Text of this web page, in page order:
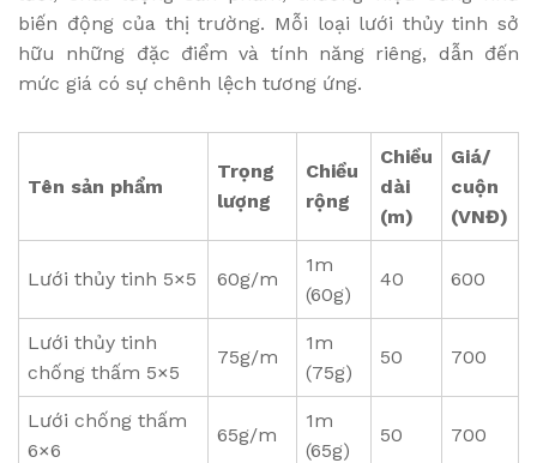
biến động của thị trường. Mỗi loại lưới thủy tinh sở
hữu những đặc điểm và tính năng riêng, dẫn đến
mức giá có sự chênh lệch tương ứng.
Tên sản phẩm
Trọng
lượng
Chiều
rộng
Chiều
dài
(m)
Giá/
cuộn
(VNĐ)
Lưới thủy tinh 5×5 60g/m
1m
(60g)
40 600
Lưới thủy tinh
chống thấm 5×5
75g/m
1m
(75g)
50 700
Lưới chống thấm
6×6
65g/m
1m
(65g)
50 700